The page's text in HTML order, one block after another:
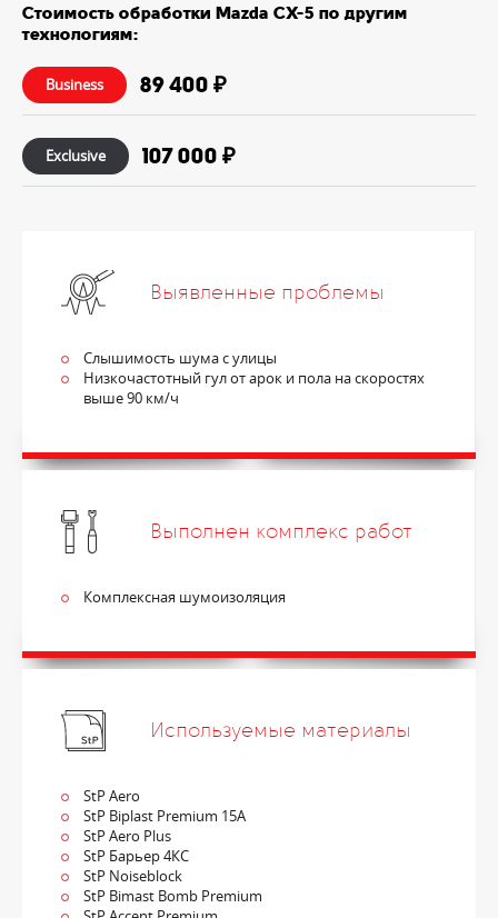
Стоимость обработки Mazda CX-5 по другим
технологиям:
Business 89 400 ₽
Exclusive 107 000 ₽
Выявленные проблемы
Слышимость шума с улицы
Низкочастотный гул от арок и пола на скоростях
выше 90 км/ч
Выполнен комплекс работ
Комплексная шумоизоляция
Используемые материалы
StP Aero
StP Biplast Premium 15A
StP Aero Plus
StP Барьер 4КС
StP Noiseblock
StP Bimast Bomb Premium